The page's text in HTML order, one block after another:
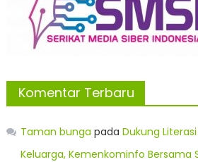
Komentar Terbaru
Taman bunga pada Dukung
Keluarga, Kemenkominfo Bersama